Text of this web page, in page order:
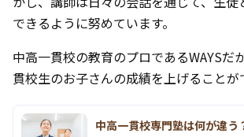
できるように努めています。
中高一貫校の教育のプロであるWAYSだ
貫校生のお子さんの成績を上げることが
中高一貫校専門塾は何が違う